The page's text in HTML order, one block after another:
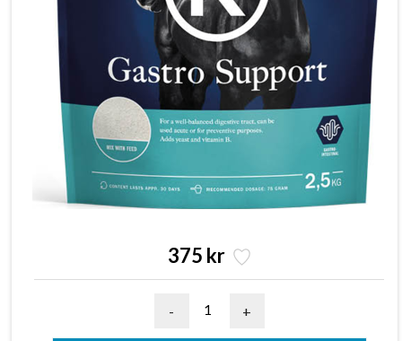
375 kr
- +